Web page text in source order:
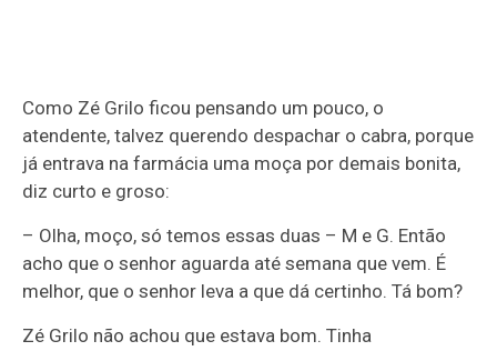
Como Zé Grilo ficou pensando um pouco, o
atendente, talvez querendo despachar o cabra, porque
já entrava na farmácia uma moça por demais bonita,
diz curto e groso:
– Olha, moço, só temos essas duas – M e G. Então
acho que o senhor aguarda até semana que vem. É
melhor, que o senhor leva a que dá certinho. Tá bom?
Zé Grilo não achou que estava bom. Tinha